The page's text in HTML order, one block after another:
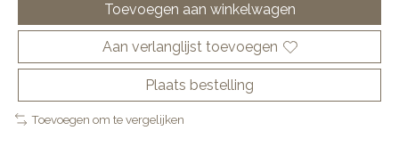
Toevoegen aan winkelwagen
Aan verlanglijst toevoegen
Plaats bestelling
Toevoegen om te vergelijken